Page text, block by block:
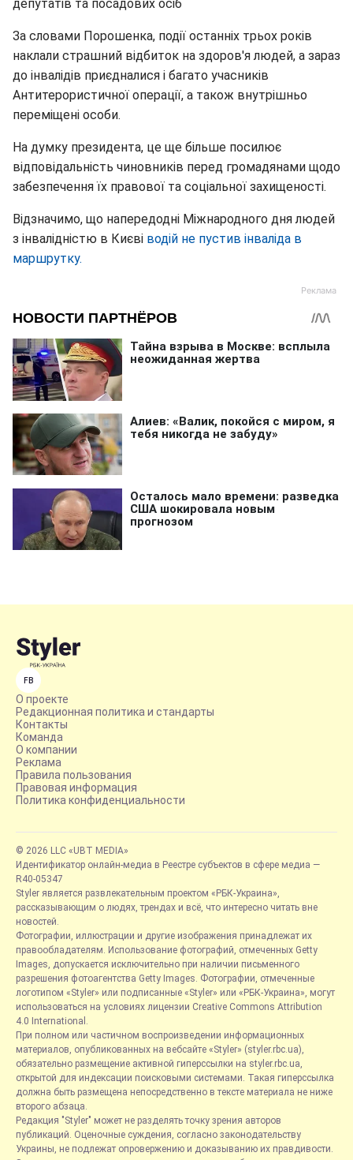
депутатів та посадових осіб
За словами Порошенка, події останніх трьох років
наклали страшний відбиток на здоров'я людей, а зараз
до інвалідів приєдналися і багато учасників
Антитерористичної операції, а також внутрішньо
переміщені особи.
На думку президента, це ще більше посилює
відповідальність чиновників перед громадянами щодо
забезпечення їх правової та соціальної захищеності.
Відзначимо, що напередодні Міжнародного дня людей
з інвалідністю в Києві водій не пустив інваліда в
маршрутку.
FB
О проекте
Редакционная политика и стандарты
Контакты
Команда
О компании
Реклама
Правила пользования
Правовая информация
Политика конфиденциальности
© 2026 LLC «UBT MEDIA»
Идентификатор онлайн-медиа в Реестре субъектов в сфере медиа —
R40-05347
Styler является развлекательным проектом «РБК-Украина»,
рассказывающим о людях, трендах и всё, что интересно читать вне
новостей.
Фотографии, иллюстрации и другие изображения принадлежат их
правообладателям. Использование фотографий, отмеченных Getty
Images, допускается исключительно при наличии письменного
разрешения фотоагентства Getty Images. Фотографии, отмеченные
логотипом «Styler» или подписанные «Styler» или «РБК-Украина», могут
использоваться на условиях лицензии Creative Commons Attribution
4.0 International.
При полном или частичном воспроизведении информационных
материалов, опубликованных на вебсайте «Styler» (styler.rbc.ua),
обязательно размещение активной гиперссылки на styler.rbc.ua,
открытой для индексации поисковыми системами. Такая гиперссылка
должна быть размещена непосредственно в тексте материала не ниже
второго абзаца.
Редакция "Styler" может не разделять точку зрения авторов
публикаций. Оценочные суждения, согласно законодательству
Украины, не подлежат опровержению и доказыванию их правдивости.